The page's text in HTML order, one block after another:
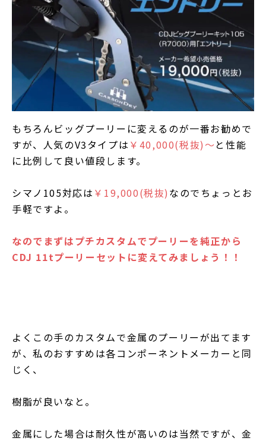
もちろんビッグプーリーに変えるのが一番お勧めで
すが、人気のV3タイプは ￥40,000(税抜)～ と性能
に比例して良い値段します。
シマノ105対応は ￥19,000(税抜) なのでちょっとお
手軽ですよ。
なのでまずはプチカスタムでプーリーを純正から
CDJ 11tプーリーセットに変えてみましょう！！
よくこの手のカスタムで金属のプーリーが出てます
が、私のおすすめは各コンポーネントメーカーと同
じく、
樹脂が良いなと。
金属にした場合は耐久性が高いのは当然ですが、金